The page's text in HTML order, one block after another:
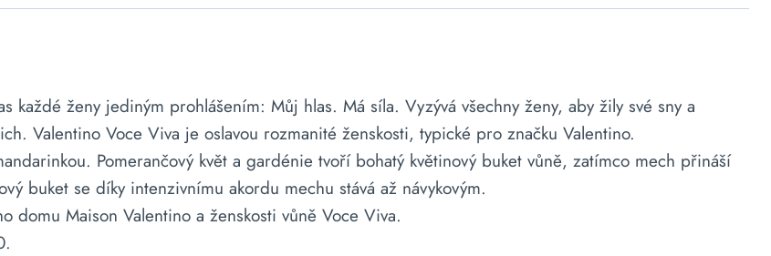
každé ženy jediným prohlášením: Můj hlas. Má síla. Vyzývá všechny ženy, aby žily své sny a
Valentino Voce Viva je oslavou rozmanité ženskosti, typické pro značku Valentino.
Pomerančový květ a gardénie tvoří bohatý květinový buket vůně, zatímco mech přináší
buket se díky intenzivnímu akordu mechu stává až návykovým.
domu Maison Valentino a ženskosti vůně Voce Viva.